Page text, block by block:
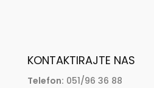
KONTAKTIRAJTE NAS
Telefon: 051/96 36 88